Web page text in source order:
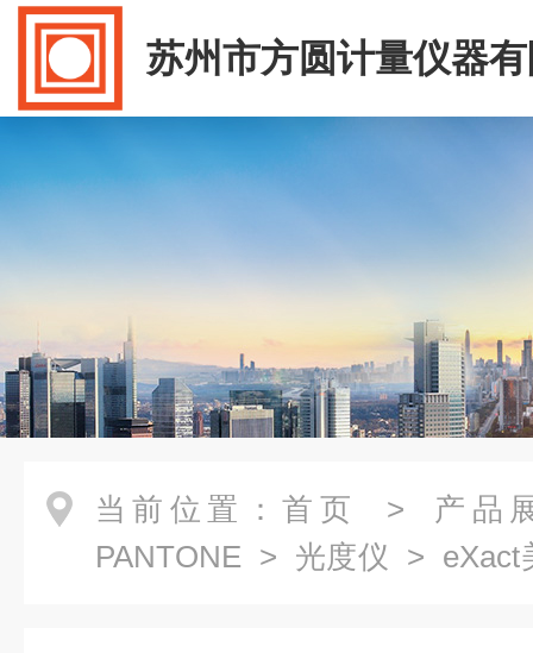
苏州市方圆计量仪器
当前位置： 首页 > 产品
PANTONE > 光度仪 > eXact